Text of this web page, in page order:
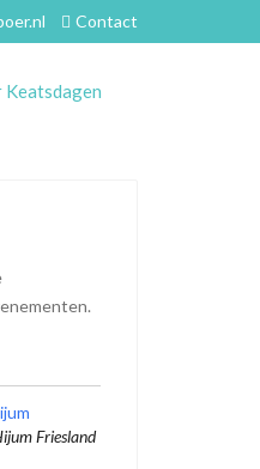
Contact
Keatsdagen
Friesland